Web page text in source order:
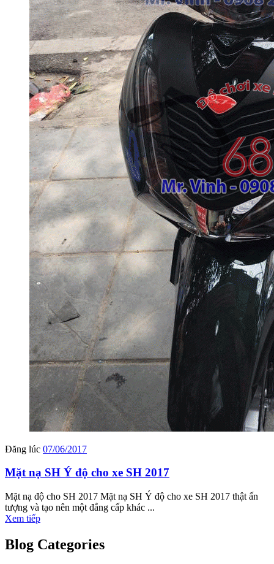
Đăng lúc 07/06/2017
Mặt nạ SH Ý độ cho xe SH 2017
Mặt nạ độ cho SH 2017 Mặt nạ SH Ý độ cho xe SH 2017 thật ấn
tượng và tạo nên một đẳng cấp khác ...
Xem tiếp
Blog Categories